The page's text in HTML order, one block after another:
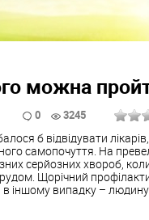
можна
0 3245
б відвідувати
самопочуття. На
серйозних хвороб,
Щорічний
в іншому випадку –